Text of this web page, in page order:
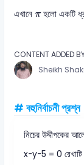
এখানেπ
πহলো একটি
CONTENT ADDED
Sheikh
# বহুনির্বাচনী প্রশ্ন
নিচের উদ্দীপকের
x-y-5 = 0 রেখাটি